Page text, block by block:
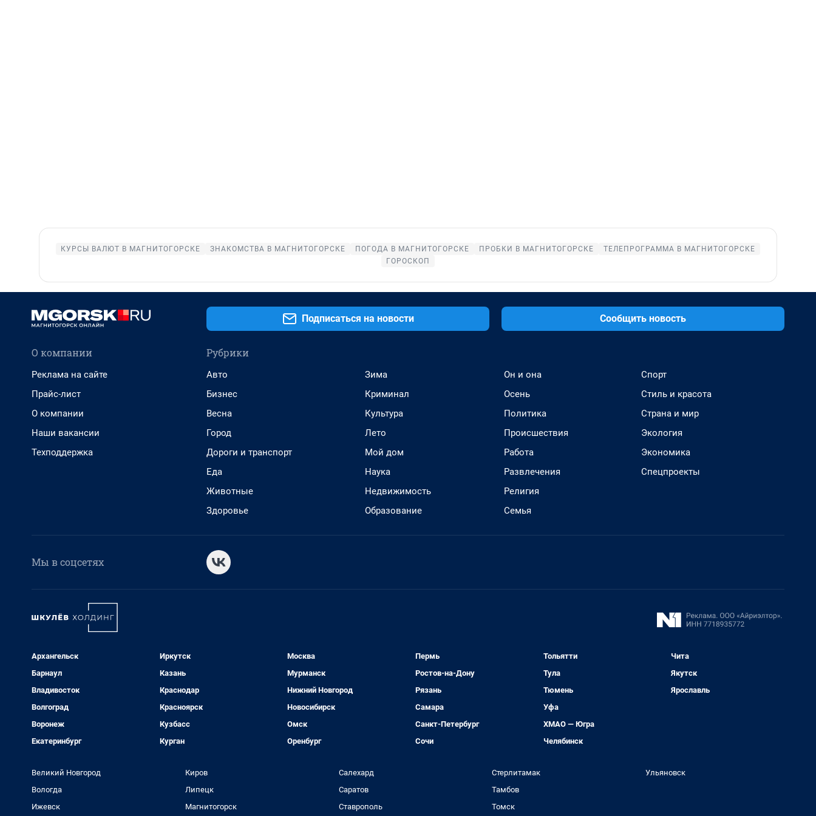
КУРСЫ ВАЛЮТ В МАГНИТОГОРСКЕ ЗНАКОМСТВА В МАГНИТОГОРСКЕ ПОГОДА В МАГНИТОГОРСКЕ ПРОБКИ В МАГНИТОГОРСКЕ
ТЕЛЕПРОГРАММА В МАГНИТОГОРСКЕ
ГОРОСКОП
Подписаться на новости Сообщить новость
О компании
Реклама на сайте
Прайс-лист
О компании
Наши вакансии
Техподдержка
Рубрики
Авто
Бизнес
Весна
Город
Дороги и транспорт
Еда
Животные
Здоровье
Зима
Криминал
Культура
Лето
Мой дом
Наука
Недвижимость
Образование
Он и она
Осень
Политика
Происшествия
Работа
Развлечения
Религия
Семья
Спорт
Стиль и красота
Страна и мир
Экология
Экономика
Спецпроекты
Мы в соцсетях
Архангельск
Барнаул
Владивосток
Волгоград
Воронеж
Екатеринбург
Иркутск
Казань
Краснодар
Красноярск
Кузбасс
Курган
Москва
Мурманск
Нижний Новгород
Новосибирск
Омск
Оренбург
Пермь
Ростов-на-Дону
Рязань
Самара
Санкт-Петербург
Сочи
Тольятти
Тула
Тюмень
Уфа
ХМАО — Югра
Челябинск
Чита
Якутск
Ярославль
Великий Новгород
Вологда
Ижевск
Киров
Липецк
Магнитогорск
Салехард
Саратов
Ставрополь
Стерлитамак
Тамбов
Томск
Ульяновск